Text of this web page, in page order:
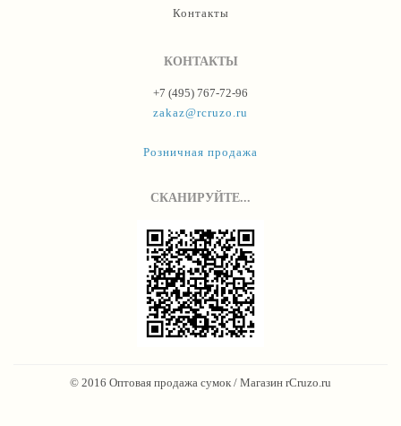
Контакты
КОНТАКТЫ
+7 (495) 767-72-96
zakaz@rcruzo.ru
Розничная продажа
СКАНИРУЙТЕ...
© 2016 Оптовая продажа сумок / Магазин rCruzo.ru